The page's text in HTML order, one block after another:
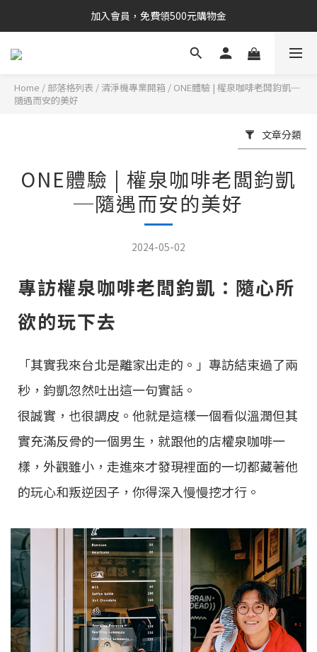
加入會員，免費領500元購物金
Home / 部落格列表 / 清淨機專業開箱 / ONE體驗 | 權泉咖啡老闆鈞凱─
隨遇而安的美好
文章分類
ONE體驗 | 權泉咖啡老闆鈞凱
─隨遇而安的美好
2024-05-02
專訪權泉咖啡老闆鈞凱 ： 隨心所
欲的玩下去
「其實我來台北是離家出走的。」專訪結束過了兩
秒，鈞凱忽然吐出這一句實話。
很誠實，也很調皮。他就是這樣一個看似溫潤但其
實充滿反骨的一個男生，就跟他的店權泉咖啡一
樣，外觀雖小，走進來才發現裡面的一切都藏著他
的玩心和叛逆因子，你得深入慢慢挖才行。